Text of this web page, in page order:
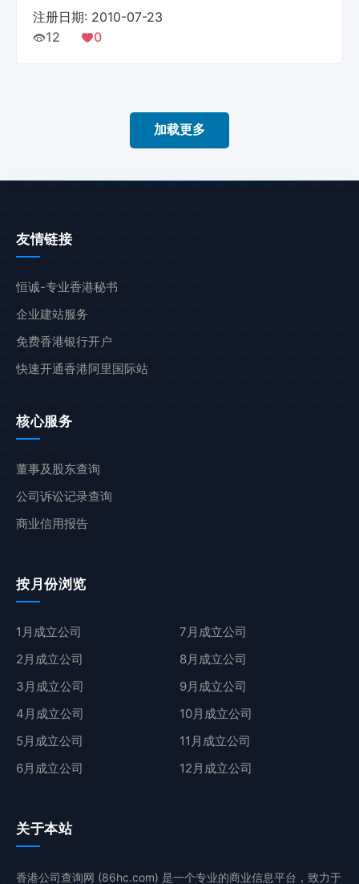
注册日期: 2010-07-23
12
0
加载更多
友情链接
恒诚-专业香港秘书
企业建站服务
免费香港银行开户
快速开通香港阿里国际站
核心服务
董事及股东查询
公司诉讼记录查询
商业信用报告
按月份浏览
1月成立公司
2月成立公司
3月成立公司
4月成立公司
5月成立公司
6月成立公司
7月成立公司
8月成立公司
9月成立公司
10月成立公司
11月成立公司
12月成立公司
关于本站
香港公司查询网 (86hc.com) 是一个专业的商业信息平台，致力于